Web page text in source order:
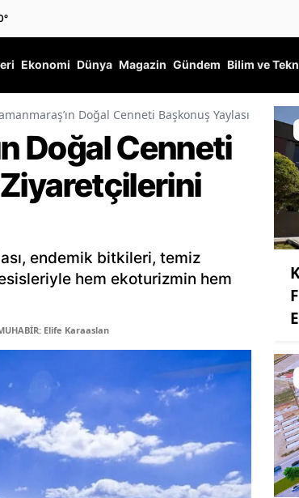
°
Ekonomi Dünya Magazin Gündem Bilim ve
Doğal Cenneti Başkonuş Yaylası
Doğal Cenneti
Ziyaretçilerini
endemik bitkileri, temiz
hem ekoturizmin hem
Elife Karaaslan